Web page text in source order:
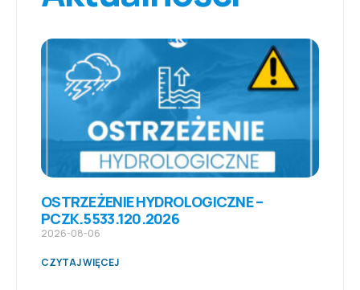
OSTRZEŻENIE HYDROLOGICZNE –
PCZK.5533.120.2026
2026-08-06
CZYTAJ WIĘCEJ